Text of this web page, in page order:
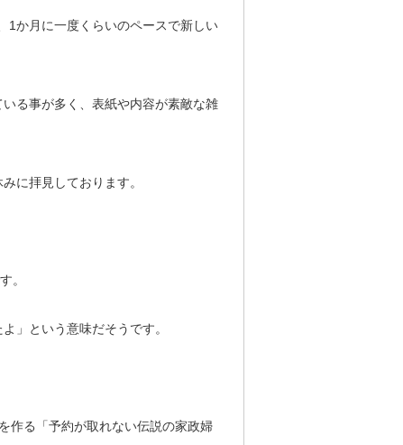
1か月に一度くらいのペースで新しい
る事が多く、表紙や内容が素敵な雑
に拝見しております。
。
」という意味だそうです。
作る「予約が取れない伝説の家政婦